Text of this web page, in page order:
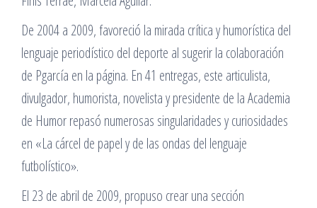
De 2004 a 2009, favoreció la mirada crítica y humorística del
lenguaje periodístico del deporte al sugerir la colaboración
de Pgarcía en la página. En 41 entregas, este articulista,
divulgador, humorista, novelista y presidente de la Academia
de Humor repasó numerosas singularidades y curiosidades
en «La cárcel de papel y de las ondas del lenguaje
futbolístico».
El 23 de abril de 2009, propuso crear una sección